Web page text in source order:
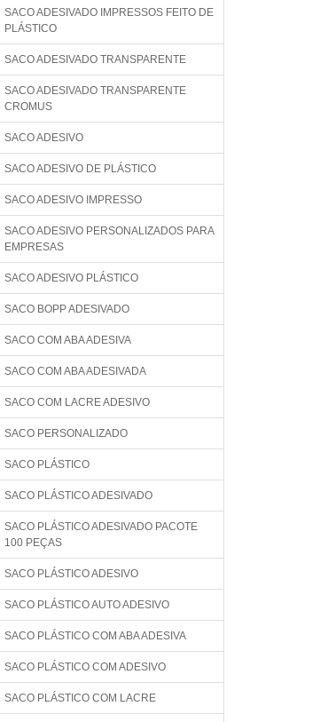
SACO ADESIVADO IMPRESSOS FEITO DE
PLÁSTICO
SACO ADESIVADO TRANSPARENTE
SACO ADESIVADO TRANSPARENTE
CROMUS
SACO ADESIVO
SACO ADESIVO DE PLÁSTICO
SACO ADESIVO IMPRESSO
SACO ADESIVO PERSONALIZADOS PARA
EMPRESAS
SACO ADESIVO PLÁSTICO
SACO BOPP ADESIVADO
SACO COM ABA ADESIVA
SACO COM ABA ADESIVADA
SACO COM LACRE ADESIVO
SACO PERSONALIZADO
SACO PLÁSTICO
SACO PLÁSTICO ADESIVADO
SACO PLÁSTICO ADESIVADO PACOTE
100 PEÇAS
SACO PLÁSTICO ADESIVO
SACO PLÁSTICO AUTO ADESIVO
SACO PLÁSTICO COM ABA ADESIVA
SACO PLÁSTICO COM ADESIVO
SACO PLÁSTICO COM LACRE